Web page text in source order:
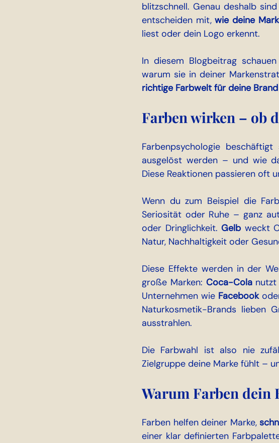
blitzschnell. Genau deshalb
entscheiden mit, wie deine
liest oder dein Logo erkennt.
In diesem Blogbeitrag
richtige Farbwelt für deine Brand
Farben wirken – ob
Farbenpsychologie
ausgelöst werden – und wie
Diese Reaktionen passieren oft
Wenn du zum Beispiel die
Seriosität oder Ruhe – ganz
oder Dringlichkeit. Gelb weckt
Natur, Nachhaltigkeit oder
Diese Effekte werden in der
große Marken: Coca-Cola nutzt
Unternehmen wie Facebook
Naturkosmetik-Brands lieben
ausstrahlen.
Die Farbwahl ist also nie
Zielgruppe deine Marke fühlt –
Warum Farben dein
Farben helfen deiner Marke,
einer klar definierten